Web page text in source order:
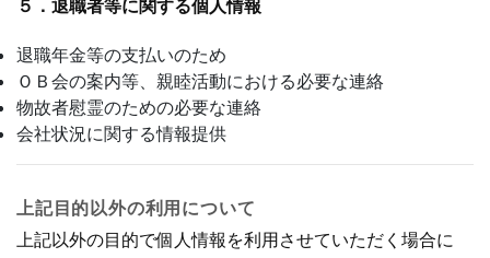
５．退職者等に関する個人情報
退職年金等の支払いのため
ＯＢ会の案内等、親睦活動における必要な連絡
物故者慰霊のための必要な連絡
会社状況に関する情報提供
上記目的以外の利用について
上記以外の目的で個人情報を利用させていただく場合に